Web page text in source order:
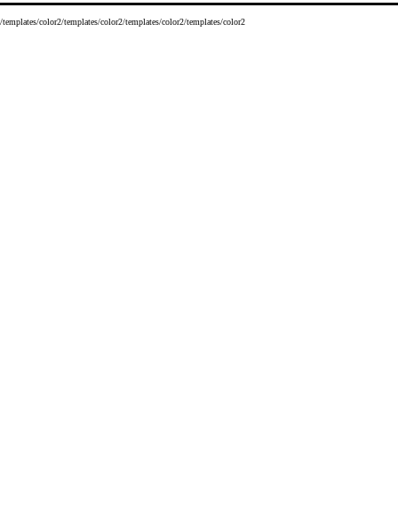
/templates/color2/templates/color2/templates/color2/templates/color2